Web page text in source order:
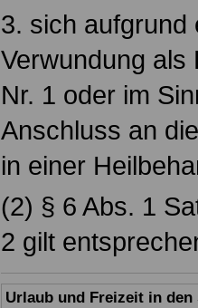
3. sich aufgrund
Verwundung als
Nr. 1 oder im
Anschluss an
in einer
(2) § 6 Abs. 1
2 gilt
Urlaub und Freizeit in